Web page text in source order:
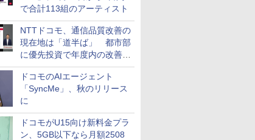
で合計113組のアーティスト
NTTドコモ、通信品質改善の
現在地は「道半ば」 都市部
に優先投資で年度内の改善目
指す
ドコモのAIエージェント
「SyncMe」、秋のリリース
に
ドコモがU15向け新料金プラ
ン、5GB以下なら月額2508